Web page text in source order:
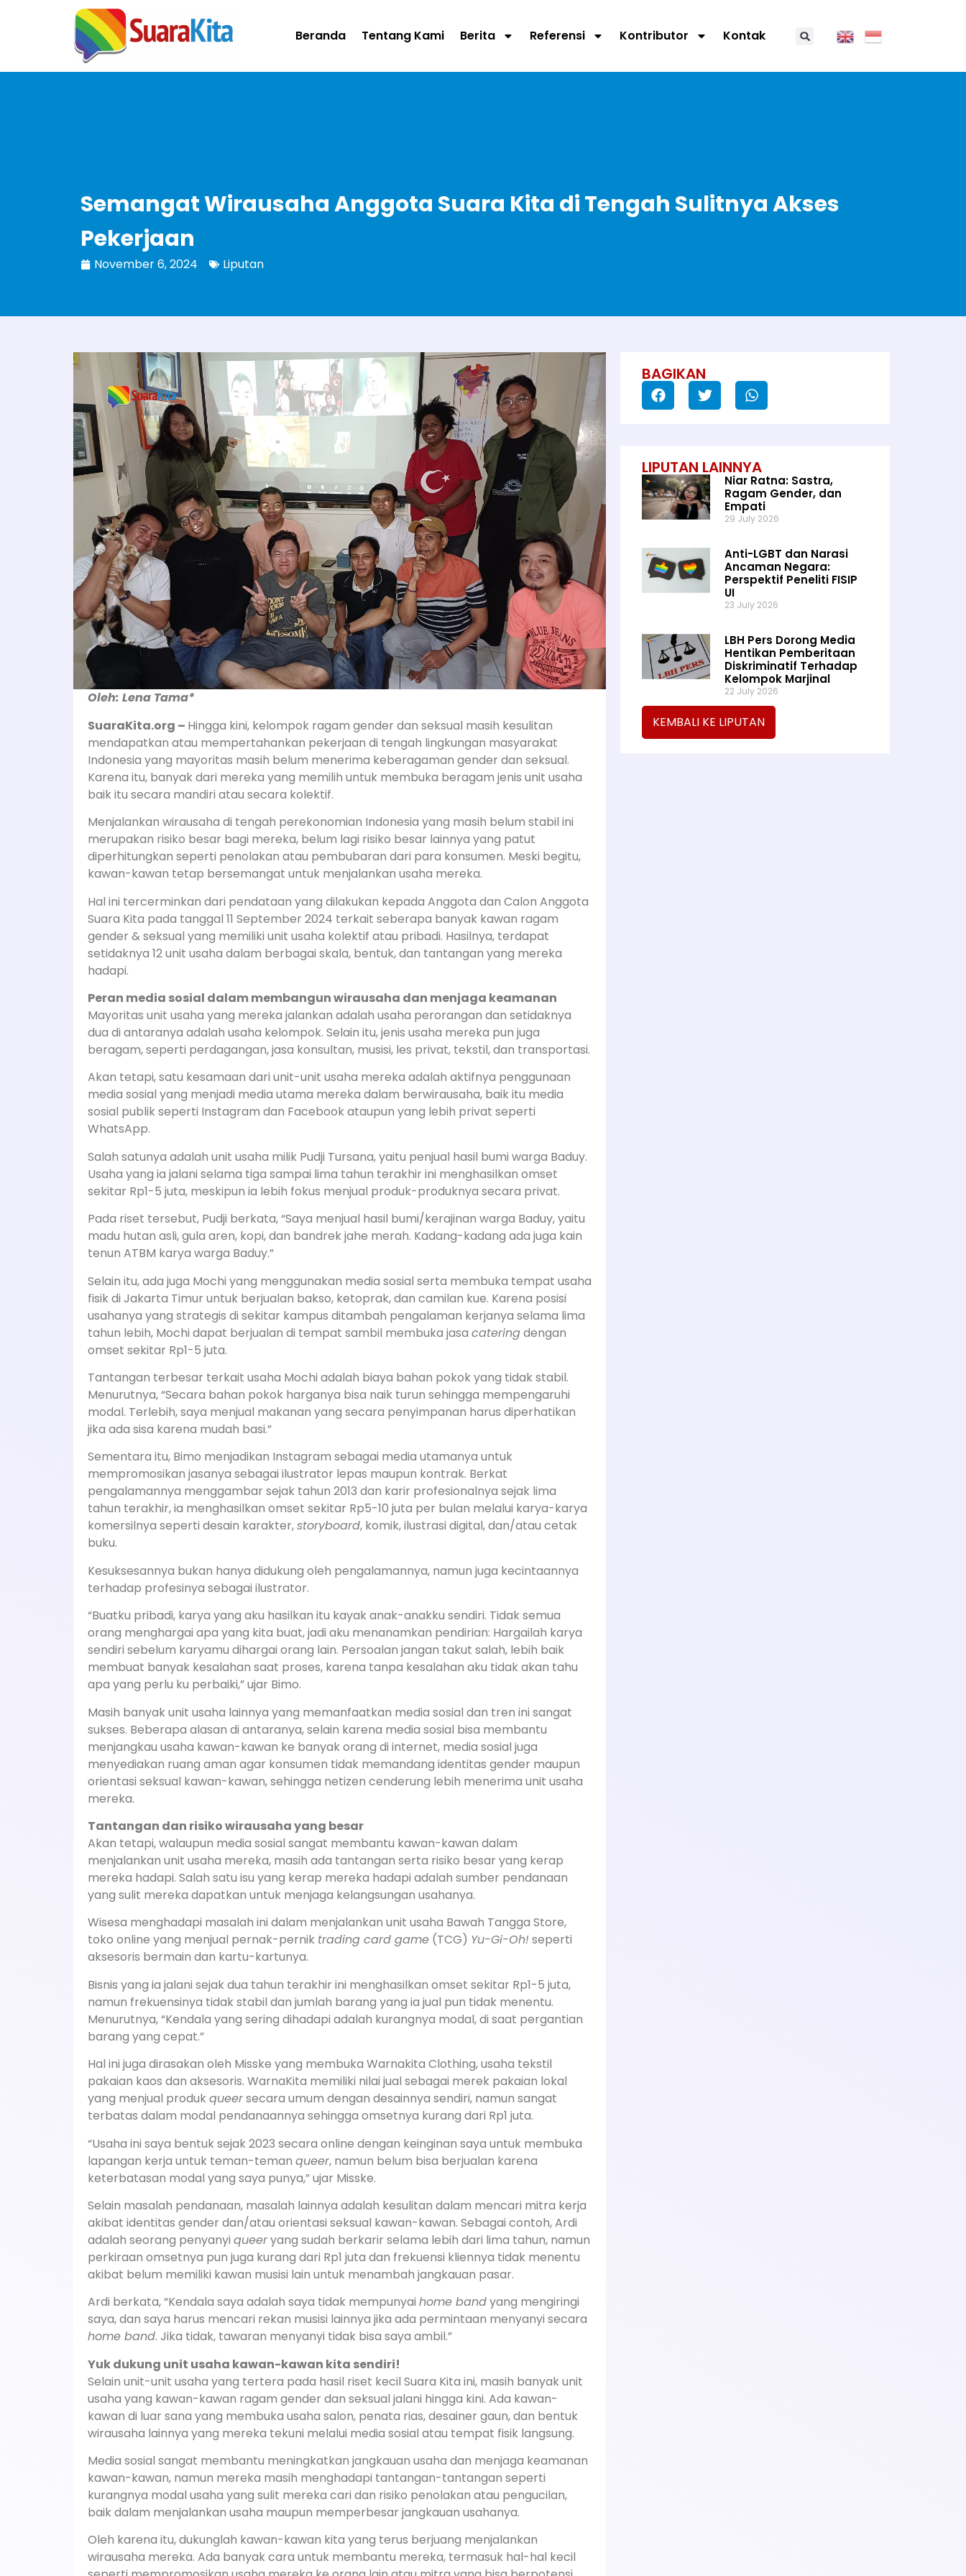
Beranda Tentang Kami Berita Referensi Kontributor Kontak
Semangat Wirausaha Anggota Suara Kita di Tengah Sulitnya Akses
Pekerjaan
November 6, 2024 Liputan
Oleh: Lena Tama*
SuaraKita.org – Hingga kini, kelompok ragam gender dan seksual masih kesulitan
mendapatkan atau mempertahankan pekerjaan di tengah lingkungan masyarakat
Indonesia yang mayoritas masih belum menerima keberagaman gender dan seksual.
Karena itu, banyak dari mereka yang memilih untuk membuka beragam jenis unit usaha
baik itu secara mandiri atau secara kolektif.
Menjalankan wirausaha di tengah perekonomian Indonesia yang masih belum stabil ini
merupakan risiko besar bagi mereka, belum lagi risiko besar lainnya yang patut
diperhitungkan seperti penolakan atau pembubaran dari para konsumen. Meski begitu,
kawan-kawan tetap bersemangat untuk menjalankan usaha mereka.
Hal ini tercerminkan dari pendataan yang dilakukan kepada Anggota dan Calon Anggota
Suara Kita pada tanggal 11 September 2024 terkait seberapa banyak kawan ragam
gender & seksual yang memiliki unit usaha kolektif atau pribadi. Hasilnya, terdapat
setidaknya 12 unit usaha dalam berbagai skala, bentuk, dan tantangan yang mereka
hadapi.
Peran media sosial dalam membangun wirausaha dan menjaga keamanan
Mayoritas unit usaha yang mereka jalankan adalah usaha perorangan dan setidaknya
dua di antaranya adalah usaha kelompok. Selain itu, jenis usaha mereka pun juga
beragam, seperti perdagangan, jasa konsultan, musisi, les privat, tekstil, dan transportasi.
Akan tetapi, satu kesamaan dari unit-unit usaha mereka adalah aktifnya penggunaan
media sosial yang menjadi media utama mereka dalam berwirausaha, baik itu media
sosial publik seperti Instagram dan Facebook ataupun yang lebih privat seperti
WhatsApp.
Salah satunya adalah unit usaha milik Pudji Tursana, yaitu penjual hasil bumi warga Baduy.
Usaha yang ia jalani selama tiga sampai lima tahun terakhir ini menghasilkan omset
sekitar Rp1-5 juta, meskipun ia lebih fokus menjual produk-produknya secara privat.
Pada riset tersebut, Pudji berkata, “Saya menjual hasil bumi/kerajinan warga Baduy, yaitu
madu hutan asli, gula aren, kopi, dan bandrek jahe merah. Kadang-kadang ada juga kain
tenun ATBM karya warga Baduy.”
Selain itu, ada juga Mochi yang menggunakan media sosial serta membuka tempat usaha
fisik di Jakarta Timur untuk berjualan bakso, ketoprak, dan camilan kue. Karena posisi
usahanya yang strategis di sekitar kampus ditambah pengalaman kerjanya selama lima
tahun lebih, Mochi dapat berjualan di tempat sambil membuka jasa cateringdengan
omset sekitar Rp1-5 juta.
Tantangan terbesar terkait usaha Mochi adalah biaya bahan pokok yang tidak stabil.
Menurutnya, “Secara bahan pokok harganya bisa naik turun sehingga mempengaruhi
modal. Terlebih, saya menjual makanan yang secara penyimpanan harus diperhatikan
jika ada sisa karena mudah basi.”
Sementara itu, Bimo menjadikan Instagram sebagai media utamanya untuk
mempromosikan jasanya sebagai ilustrator lepas maupun kontrak. Berkat
pengalamannya menggambar sejak tahun 2013 dan karir profesionalnya sejak lima
tahun terakhir, ia menghasilkan omset sekitar Rp5-10 juta per bulan melalui karya-karya
komersilnya seperti desain karakter,storyboard, komik, ilustrasi digital, dan/atau cetak
buku.
Kesuksesannya bukan hanya didukung oleh pengalamannya, namun juga kecintaannya
terhadap profesinya sebagai ilustrator.
“Buatku pribadi, karya yang aku hasilkan itu kayak anak-anakku sendiri. Tidak semua
orang menghargai apa yang kita buat, jadi aku menanamkan pendirian: Hargailah karya
sendiri sebelum karyamu dihargai orang lain. Persoalan jangan takut salah, lebih baik
membuat banyak kesalahan saat proses, karena tanpa kesalahan aku tidak akan tahu
apa yang perlu ku perbaiki,” ujar Bimo.
Masih banyak unit usaha lainnya yang memanfaatkan media sosial dan tren ini sangat
sukses. Beberapa alasan di antaranya, selain karena media sosial bisa membantu
menjangkau usaha kawan-kawan ke banyak orang di internet, media sosial juga
menyediakan ruang aman agar konsumen tidak memandang identitas gender maupun
orientasi seksual kawan-kawan, sehingga netizen cenderung lebih menerima unit usaha
mereka.
Tantangan dan risiko wirausaha yang besar
Akan tetapi, walaupun media sosial sangat membantu kawan-kawan dalam
menjalankan unit usaha mereka, masih ada tantangan serta risiko besar yang kerap
mereka hadapi. Salah satu isu yang kerap mereka hadapi adalah sumber pendanaan
yang sulit mereka dapatkan untuk menjaga kelangsungan usahanya.
Wisesa menghadapi masalah ini dalam menjalankan unit usaha Bawah Tangga Store,
toko online yang menjual pernak-pernik trading card game (TCG) Yu-Gi-Oh! seperti
aksesoris bermain dan kartu-kartunya.
Bisnis yang ia jalani sejak dua tahun terakhir ini menghasilkan omset sekitar Rp1-5 juta,
namun frekuensinya tidak stabil dan jumlah barang yang ia jual pun tidak menentu.
Menurutnya, “Kendala yang sering dihadapi adalah kurangnya modal, di saat pergantian
barang yang cepat.”
Hal ini juga dirasakan oleh Misske yang membuka Warnakita Clothing, usaha tekstil
pakaian kaos dan aksesoris. WarnaKita memiliki nilai jual sebagai merek pakaian lokal
yang menjual produkqueersecara umum dengan desainnya sendiri, namun sangat
terbatas dalam modal pendanaannya sehingga omsetnya kurang dari Rp1 juta.
“Usaha ini saya bentuk sejak 2023 secara online dengan keinginan saya untuk membuka
lapangan kerja untuk teman-teman queer, namun belum bisa berjualan karena
keterbatasan modal yang saya punya,” ujar Misske.
Selain masalah pendanaan, masalah lainnya adalah kesulitan dalam mencari mitra kerja
akibat identitas gender dan/atau orientasi seksual kawan-kawan. Sebagai contoh, Ardi
adalah seorang penyanyi queeryang sudah berkarir selama lebih dari lima tahun, namun
perkiraan omsetnya pun juga kurang dari Rp1 juta dan frekuensi kliennya tidak menentu
akibat belum memiliki kawan musisi lain untuk menambah jangkauan pasar.
Ardi berkata, “Kendala saya adalah saya tidak mempunyai home bandyang mengiringi
saya, dan saya harus mencari rekan musisi lainnya jika ada permintaan menyanyi secara
home band. Jika tidak, tawaran menyanyi tidak bisa saya ambil.”
Yuk dukung unit usaha kawan-kawan kita sendiri!
Selain unit-unit usaha yang tertera pada hasil riset kecil Suara Kita ini, masih banyak unit
usaha yang kawan-kawan ragam gender dan seksual jalani hingga kini. Ada kawan-
kawan di luar sana yang membuka usaha salon, penata rias, desainer gaun, dan bentuk
wirausaha lainnya yang mereka tekuni melalui media sosial atau tempat fisik langsung.
Media sosial sangat membantu meningkatkan jangkauan usaha dan menjaga keamanan
kawan-kawan, namun mereka masih menghadapi tantangan-tantangan seperti
kurangnya modal usaha yang sulit mereka cari dan risiko penolakan atau pengucilan,
baik dalam menjalankan usaha maupun memperbesar jangkauan usahanya.
Oleh karena itu, dukunglah kawan-kawan kita yang terus berjuang menjalankan
wirausaha mereka. Ada banyak cara untuk membantu mereka, termasuk hal-hal kecil
BAGIKAN
LIPUTAN LAINNYA
Niar Ratna: Sastra,
Ragam Gender, dan
Empati
29 July 2026
Anti-LGBT dan Narasi
Ancaman Negara:
Perspektif Peneliti FISIP
UI
23 July 2026
LBH Pers Dorong Media
Hentikan Pemberitaan
Diskriminatif Terhadap
Kelompok Marjinal
22 July 2026
KEMBALI KE LIPUTAN